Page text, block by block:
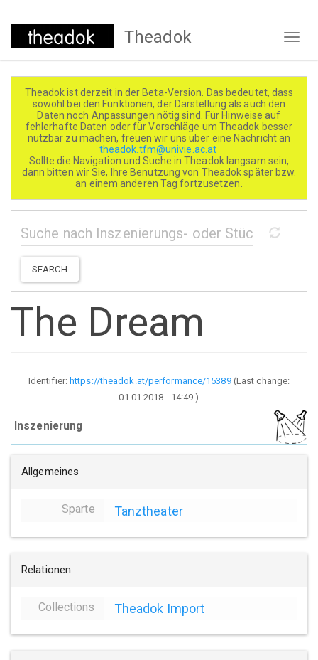
Direkt
Theadok
Theadok ist derzeit in der Beta-Version. Das bedeutet, dass
sowohl bei den Funktionen, der Darstellung als auch den
Daten noch Anpassungen nötig sind. Für Hinweise auf
fehlerhafte Daten oder für Vorschläge um Theadok besser
nutzbar zu machen, freuen wir uns über eine Nachricht an
theadok.tfm@univie.ac.at
Sollte die Navigation und Suche in Theadok langsam sein,
dann bitten wir Sie, Ihre Benutzung von Theadok später bzw.
an einem anderen Tag fortzusetzen.
SEARCH
The Dream
Identifier:https://theadok.at/performance/15389(Last change:
01.01.2018 - 14:49 )
Inszenierung
Allgemeines
Sparte Tanztheater
Relationen
Collections Theadok Import